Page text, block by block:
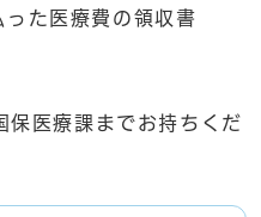
った医療費の領収書
保医療課までお持ちくだ